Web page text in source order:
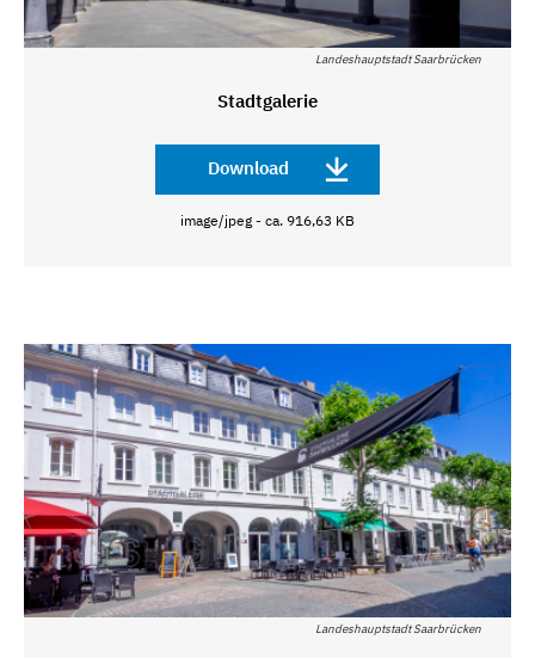
Landeshauptstadt Saarbrücken
Stadtgalerie
Download
image/jpeg - ca. 916,63 KB
Landeshauptstadt Saarbrücken